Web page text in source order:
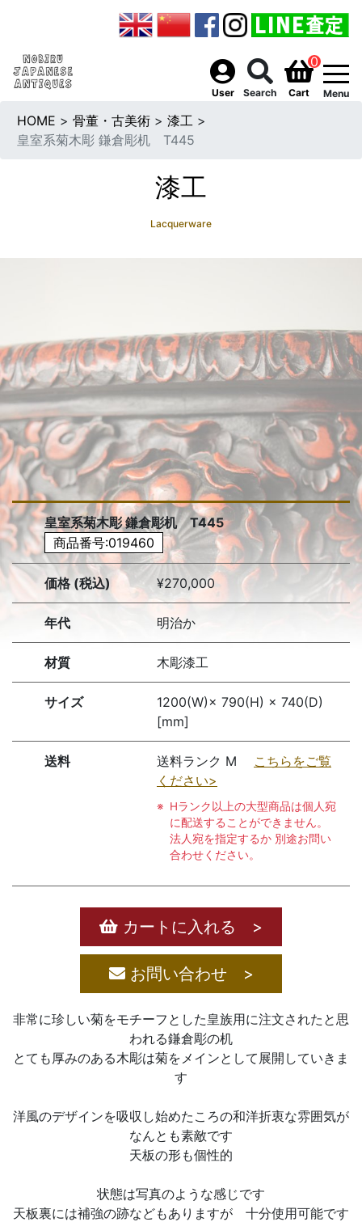
User Search
0
Cart Menu
HOME > 骨董・古美術 > 漆工 >
皇室系菊木彫 鎌倉彫机 T445
漆工
Lacquerware
皇室系菊木彫 鎌倉彫机 T445
商品番号:019460
価格 (税込) ¥270,000
年代 明治か
材質 木彫漆工
サイズ
1200(W)× 790(H) × 740(D)
[mm]
送料 送料ランク M こちらをご覧
ください>
Hランク以上の大型商品は個人宛
に配送することができません。
法人宛を指定するか 別途お問い
合わせください。
カートに入れる >
お問い合わせ >
非常に珍しい菊をモチーフとした皇族用に注文されたと思
われる鎌倉彫の机
とても厚みのある木彫は菊をメインとして展開していきま
す
洋風のデザインを吸収し始めたころの和洋折衷な雰囲気が
なんとも素敵です
天板の形も個性的
状態は写真のような感じです
天板裏には補強の跡などもありますが 十分使用可能です